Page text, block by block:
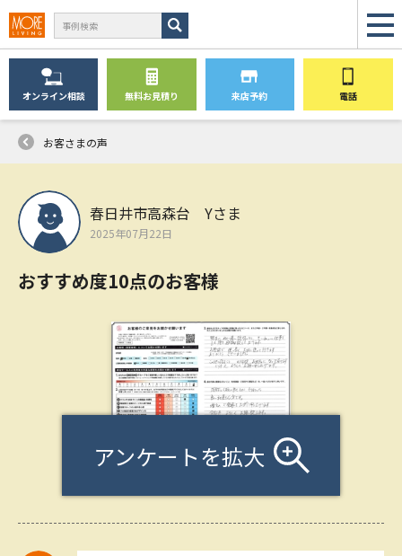
オンライン相談 無料お見積り 来店予約 電話
お客さまの声
春日井市高森台 Yさま
2025年07月22日
おすすめ度10点のお客様
アンケートを拡大